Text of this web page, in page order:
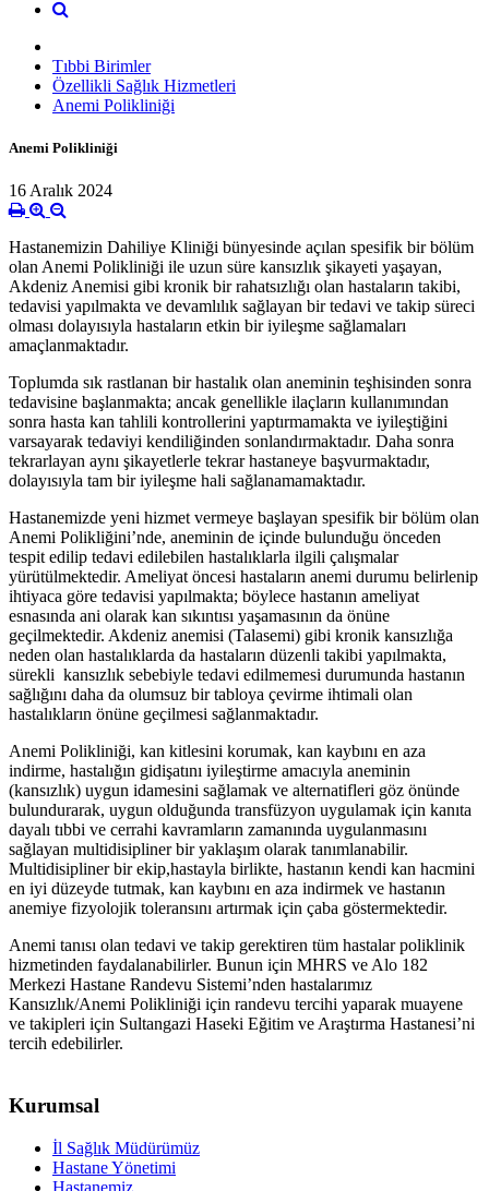
Tıbbi Birimler
Özellikli Sağlık Hizmetleri
Anemi Polikliniği
Anemi Polikliniği
16 Aralık 2024
Hastanemizin Dahiliye Kliniği bünyesinde açılan spesifik bir bölüm
olan Anemi Polikliniği ile uzun süre kansızlık şikayeti yaşayan,
Akdeniz Anemisi gibi kronik bir rahatsızlığı olan hastaların takibi,
tedavisi yapılmakta ve devamlılık sağlayan bir tedavi ve takip süreci
olması dolayısıyla hastaların etkin bir iyileşme sağlamaları
amaçlanmaktadır.
Toplumda sık rastlanan bir hastalık olan aneminin teşhisinden sonra
tedavisine başlanmakta; ancak genellikle ilaçların kullanımından
sonra hasta kan tahlili kontrollerini yaptırmamakta ve iyileştiğini
varsayarak tedaviyi kendiliğinden sonlandırmaktadır. Daha sonra
tekrarlayan aynı şikayetlerle tekrar hastaneye başvurmaktadır,
dolayısıyla tam bir iyileşme hali sağlanamamaktadır.
Hastanemizde yeni hizmet vermeye başlayan spesifik bir bölüm olan
Anemi Polikliğini’nde, aneminin de içinde bulunduğu önceden
tespit edilip tedavi edilebilen hastalıklarla ilgili çalışmalar
yürütülmektedir. Ameliyat öncesi hastaların anemi durumu belirlenip
ihtiyaca göre tedavisi yapılmakta; böylece hastanın ameliyat
esnasında ani olarak kan sıkıntısı yaşamasının da önüne
geçilmektedir. Akdeniz anemisi (Talasemi) gibi kronik kansızlığa
neden olan hastalıklarda da hastaların düzenli takibi yapılmakta,
sürekli kansızlık sebebiyle tedavi edilmemesi durumunda hastanın
sağlığını daha da olumsuz bir tabloya çevirme ihtimali olan
hastalıkların önüne geçilmesi sağlanmaktadır.
Anemi Polikliniği, kan kitlesini korumak, kan kaybını en aza
indirme, hastalığın gidişatını iyileştirme amacıyla aneminin
(kansızlık) uygun idamesini sağlamak ve alternatifleri göz önünde
bulundurarak, uygun olduğunda transfüzyon uygulamak için kanıta
dayalı tıbbi ve cerrahi kavramların zamanında uygulanmasını
sağlayan multidisipliner bir yaklaşım olarak tanımlanabilir.
Multidisipliner bir ekip,hastayla birlikte, hastanın kendi kan hacmini
en iyi düzeyde tutmak, kan kaybını en aza indirmek ve hastanın
anemiye fizyolojik toleransını artırmak için çaba göstermektedir.
Anemi tanısı olan tedavi ve takip gerektiren tüm hastalar poliklinik
hizmetinden faydalanabilirler. Bunun için MHRS ve Alo 182
Merkezi Hastane Randevu Sistemi’nden hastalarımız
Kansızlık/Anemi Polikliniği için randevu tercihi yaparak muayene
ve takipleri için Sultangazi Haseki Eğitim ve Araştırma Hastanesi’ni
tercih edebilirler.
Kurumsal
İl Sağlık Müdürümüz
Hastane Yönetimi
Hastanemiz